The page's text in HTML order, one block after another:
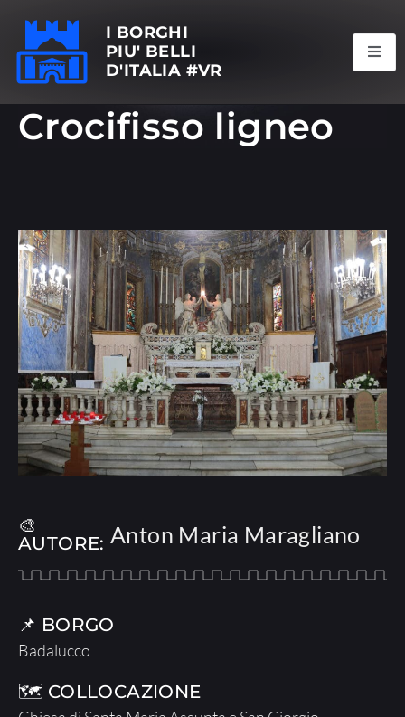
I BORGHI
PIU' BELLI
D'ITALIA #VR
Crocifisso ligneo
🎨
AUTORE: Anton Maria Maragliano
📌 BORGO
Badalucco
🗺 COLLOCAZIONE